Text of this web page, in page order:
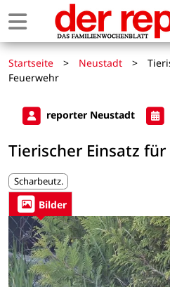
Startseite > Neustadt >
Feuerwehr
reporter Neustadt
Tierischer Einsatz
Scharbeutz.
Bilder